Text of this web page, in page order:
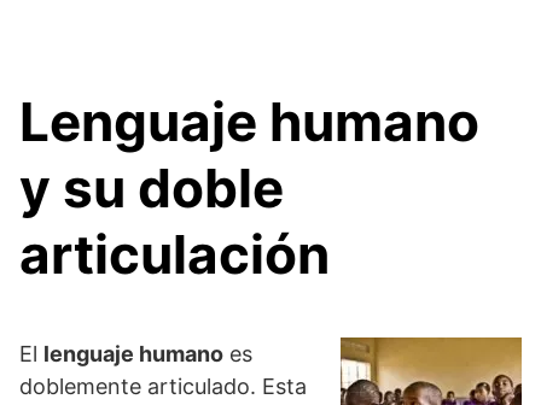
Lenguaje humano
y su doble
articulación
El lenguaje humano es
doblemente articulado. Esta